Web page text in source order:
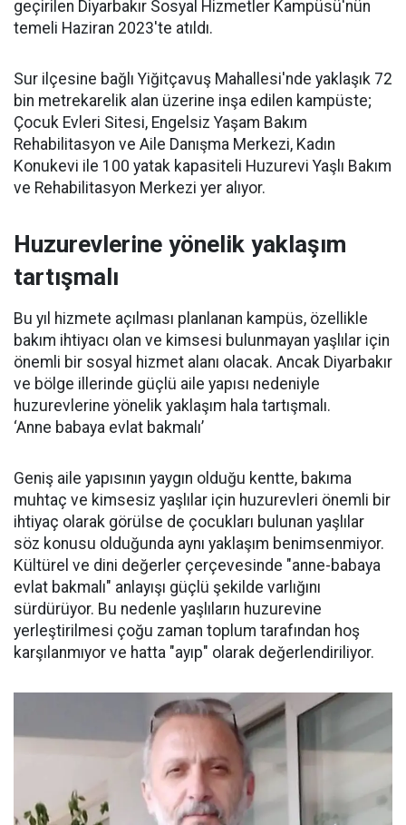
geçirilen Diyarbakır Sosyal Hizmetler Kampüsü'nün
temeli Haziran 2023'te atıldı.
Sur ilçesine bağlı Yiğitçavuş Mahallesi'nde yaklaşık 72
bin metrekarelik alan üzerine inşa edilen kampüste;
Çocuk Evleri Sitesi, Engelsiz Yaşam Bakım
Rehabilitasyon ve Aile Danışma Merkezi, Kadın
Konukevi ile 100 yatak kapasiteli Huzurevi Yaşlı Bakım
ve Rehabilitasyon Merkezi yer alıyor.
Huzurevlerine yönelik yaklaşım
tartışmalı
Bu yıl hizmete açılması planlanan kampüs, özellikle
bakım ihtiyacı olan ve kimsesi bulunmayan yaşlılar için
önemli bir sosyal hizmet alanı olacak. Ancak Diyarbakır
ve bölge illerinde güçlü aile yapısı nedeniyle
huzurevlerine yönelik yaklaşım hala tartışmalı.
‘Anne babaya evlat bakmalı’
Geniş aile yapısının yaygın olduğu kentte, bakıma
muhtaç ve kimsesiz yaşlılar için huzurevleri önemli bir
ihtiyaç olarak görülse de çocukları bulunan yaşlılar
söz konusu olduğunda aynı yaklaşım benimsenmiyor.
Kültürel ve dini değerler çerçevesinde "anne-babaya
evlat bakmalı" anlayışı güçlü şekilde varlığını
sürdürüyor. Bu nedenle yaşlıların huzurevine
yerleştirilmesi çoğu zaman toplum tarafından hoş
karşılanmıyor ve hatta "ayıp" olarak değerlendiriliyor.